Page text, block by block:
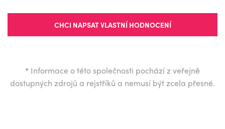
CHCI NAPSAT VLASTNÍ HODNOCENÍ
* Informace o této společnosti pochází z veřejně
dostupných zdrojů a rejstříků a nemusí být zcela přesné.